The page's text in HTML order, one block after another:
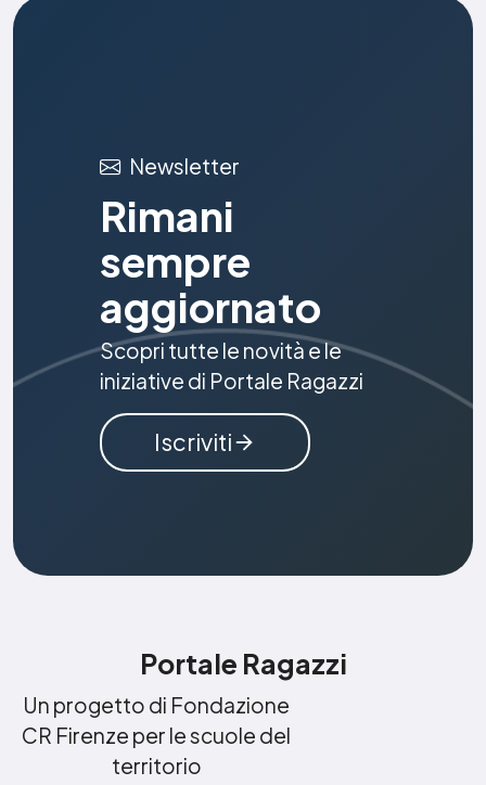
Newsletter
Rimani
sempre
aggiornato
Scopri tutte le novità e le
iniziative di Portale Ragazzi
Iscriviti
Portale Ragazzi
Un progetto di Fondazione
CR Firenze per le scuole del
territorio